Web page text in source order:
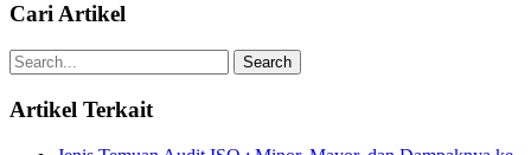
Cari Artikel
Artikel Terkait